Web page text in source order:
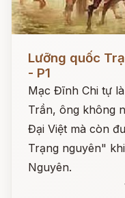
Lưỡng quốc
- P1
Mạc Đĩnh Chi tự
Trần, ông không
Đại Việt mà còn
Trạng nguyên"
Nguyên.